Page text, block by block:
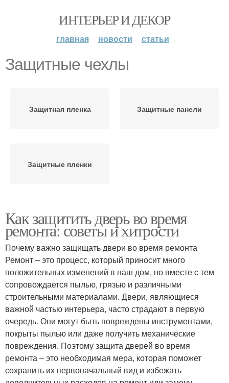
ИНТЕРЬЕР И ДЕКОР
главная новости статьи
Защитные чехлы
Защитная пленка Защитные панели
Защитные пленки
Как защитить дверь во время
ремонта: советы и хитрости
Почему важно защищать двери во время ремонта
Ремонт – это процесс, который приносит много
положительных изменений в наш дом, но вместе с тем
сопровождается пылью, грязью и различными
строительными материалами. Двери, являющиеся
важной частью интерьера, часто страдают в первую
очередь. Они могут быть повреждены инструментами,
покрыты пылью или даже получить механические
повреждения. Поэтому защита дверей во время
ремонта – это необходимая мера, которая поможет
сохранить их первоначальный вид и избежать